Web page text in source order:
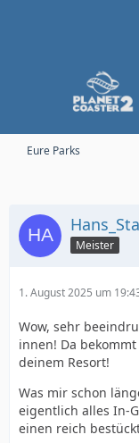
Eure Parks
Meister
1. August 2025 um
Wow, sehr
innen! Da
deinem Resort!
Was mir schon
eigentlich alles In-
einen reich